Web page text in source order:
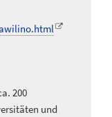
200
und